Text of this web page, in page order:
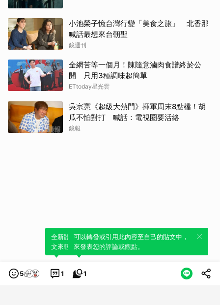
小池榮子憶台灣行變「美食之旅」 北香那
喊話最想來台朝聖
鏡週刊
全網苦等一個月！陳隨意滷肉食譜終於公
開 只用3種調味超簡單
ETtoday星光雲
吳宗憲《超級大熱門》揮軍周末8點檔！胡
瓜不怕對打 喊話：電視圈要活絡
鏡報
5 1
全新體驗！一鍵引用此內容，透過發布貼
文來輕鬆表達個人立場。
1
可以轉發或引用此內容至自己的貼文中，
來發表您的評論或觀點。